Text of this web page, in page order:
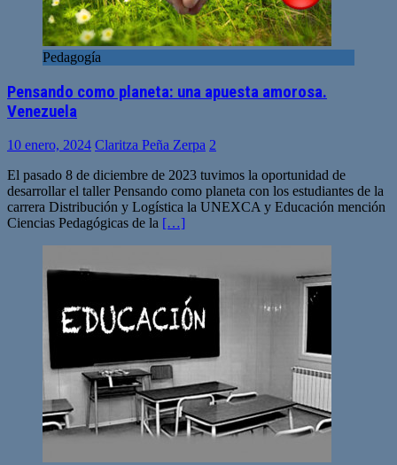
Pedagogía
Pensando como planeta: una apuesta amorosa.
Venezuela
10 enero, 2024 Claritza Peña Zerpa 2
El pasado 8 de diciembre de 2023 tuvimos la oportunidad de
desarrollar el taller Pensando como planeta con los estudiantes de la
carrera Distribución y Logística la UNEXCA y Educación mención
Ciencias Pedagógicas de la […]